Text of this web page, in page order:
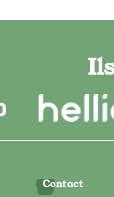
Contact